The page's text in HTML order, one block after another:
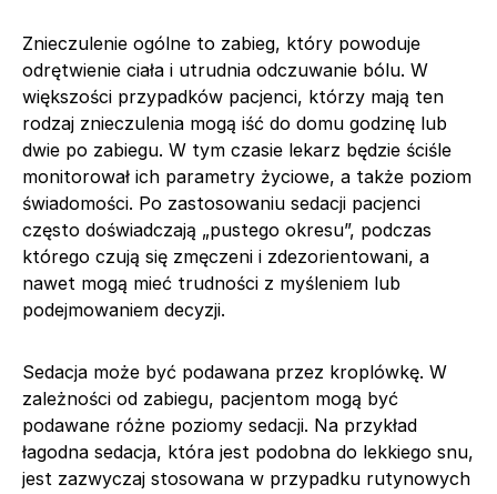
Znieczulenie ogólne to zabieg, który powoduje
odrętwienie ciała i utrudnia odczuwanie bólu. W
większości przypadków pacjenci, którzy mają ten
rodzaj znieczulenia mogą iść do domu godzinę lub
dwie po zabiegu. W tym czasie lekarz będzie ściśle
monitorował ich parametry życiowe, a także poziom
świadomości. Po zastosowaniu sedacji pacjenci
często doświadczają „pustego okresu”, podczas
którego czują się zmęczeni i zdezorientowani, a
nawet mogą mieć trudności z myśleniem lub
podejmowaniem decyzji.
Sedacja może być podawana przez kroplówkę. W
zależności od zabiegu, pacjentom mogą być
podawane różne poziomy sedacji. Na przykład
łagodna sedacja, która jest podobna do lekkiego snu,
jest zazwyczaj stosowana w przypadku rutynowych